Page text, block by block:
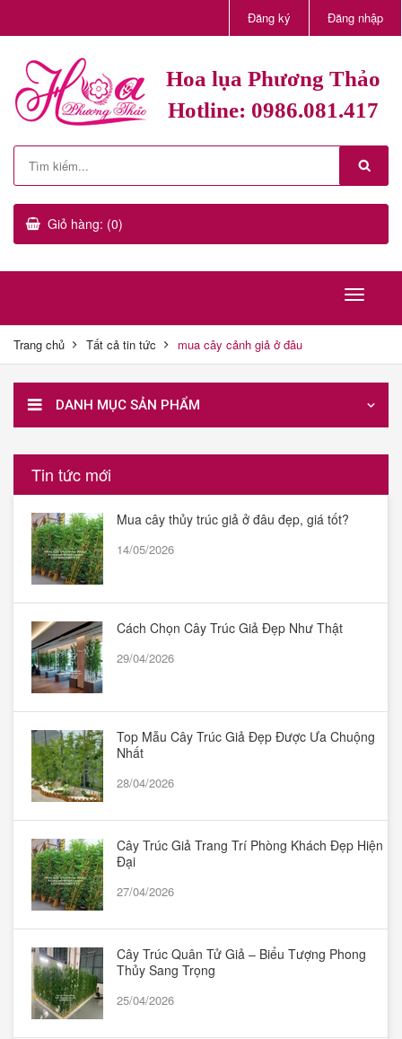
Đăng ký Đăng nhập
Hoa lụa Phương Thảo
Hotline: 0986.081.417
Giỏ hàng: (0)
Trang chủ Tất cả tin tức mua cây cảnh giả ở đâu
DANH MỤC SẢN PHẨM
Tin tức mới
Mua cây thủy trúc giả ở đâu đẹp, giá tốt?
14/05/2026
Cách Chọn Cây Trúc Giả Đẹp Như Thật
29/04/2026
Top Mẫu Cây Trúc Giả Đẹp Được Ưa Chuộng
Nhất
28/04/2026
Cây Trúc Giả Trang Trí Phòng Khách Đẹp Hiện
Đại
27/04/2026
Cây Trúc Quân Tử Giả – Biểu Tượng Phong
Thủy Sang Trọng
25/04/2026